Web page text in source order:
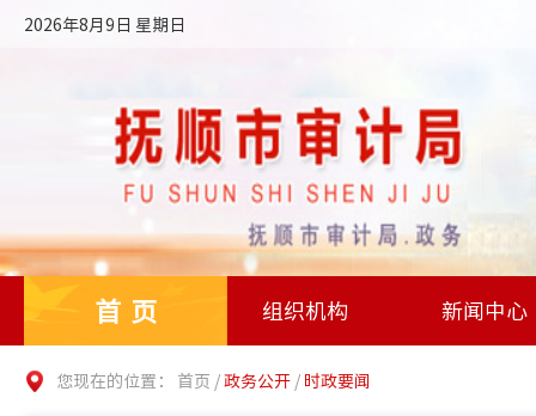
2026年8月9日 星期日
首页 组织机构 新闻中心
您现在的位置： 首页 /政务公开 / 时政要闻